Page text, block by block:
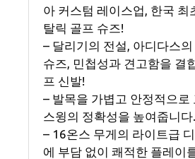
아 커스텀 레이스업, 한국 최
탈릭 골프 슈즈!
– 달리기의 전설, 아디다스
슈즈, 민첩성과 견고함을 결
프 신발!
– 발목을 가볍고 안정적으로
스윙의 정확성을 높여줍니다.
– 16온스 무게의 라이트급
에 부담 없이 쾌적한 플레이